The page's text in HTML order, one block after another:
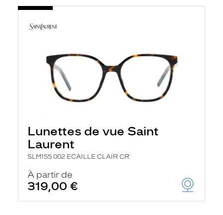
Lunettes de vue Saint
Laurent
SLM155 002 ECAILLE CLAIR CR
À partir de
319,00 €